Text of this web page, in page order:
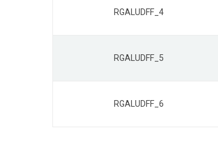
RGALUDFF_4
RGALUDFF_5
RGALUDFF_6